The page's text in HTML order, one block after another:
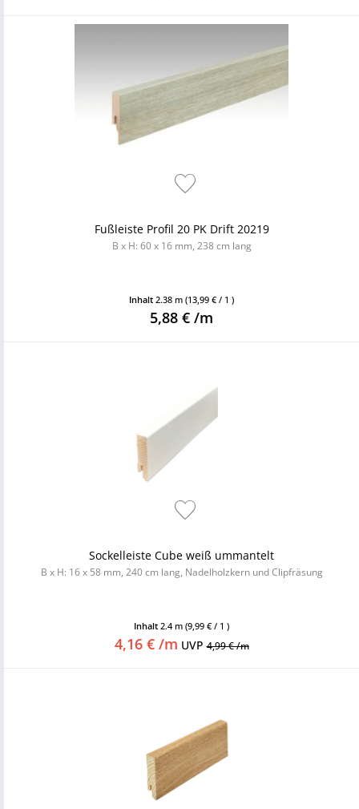
Fußleiste Profil 20 PK Drift 20219
B x H: 60 x 16 mm, 238 cm lang
Inhalt 2.38 m (13,99 € / 1 )
5,88 € /m
Sockelleiste Cube weiß ummantelt
B x H: 16 x 58 mm, 240 cm lang, Nadelholzkern und Clipfräsung
Inhalt 2.4 m (9,99 € / 1 )
4,16 € /m UVP4,99 € /m